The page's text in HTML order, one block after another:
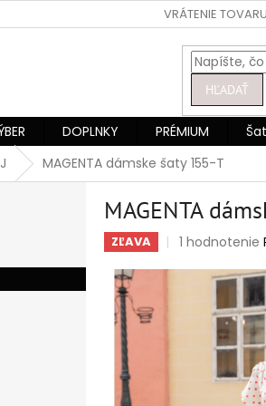
VRÁTENIE TOVARU
HĽADAŤ
DOPLNKY PRÉMIUM
MAGENTA dámske šaty 155-T
MAGENTA
ZĽAVA
Priemerné
produktu
1 hodnotenie